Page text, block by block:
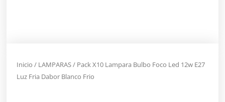
Inicio / LAMPARAS/ Pack X10 Lampara Bulbo Foco Led 12w E27
Luz Fria Dabor Blanco Frio